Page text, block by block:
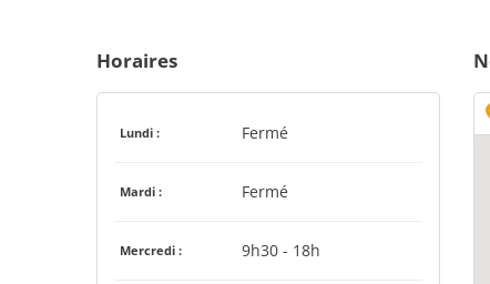
Horaires
Lundi : Fermé
Mardi : Fermé
Mercredi : 9h30 - 18h